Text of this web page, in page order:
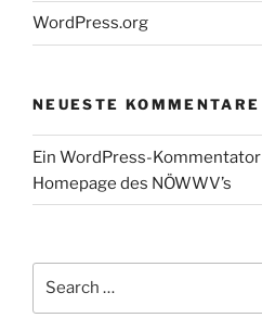
WordPress.org
NEUESTE KOMMENTARE
Ein WordPress-Kommentator
Homepage des NÖWWV’s